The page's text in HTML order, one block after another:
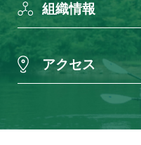
組織情報
アクセス